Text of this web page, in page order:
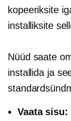
kopeeriksite
installiksite
Nüüd saate
installida ja
Vaata sisu: